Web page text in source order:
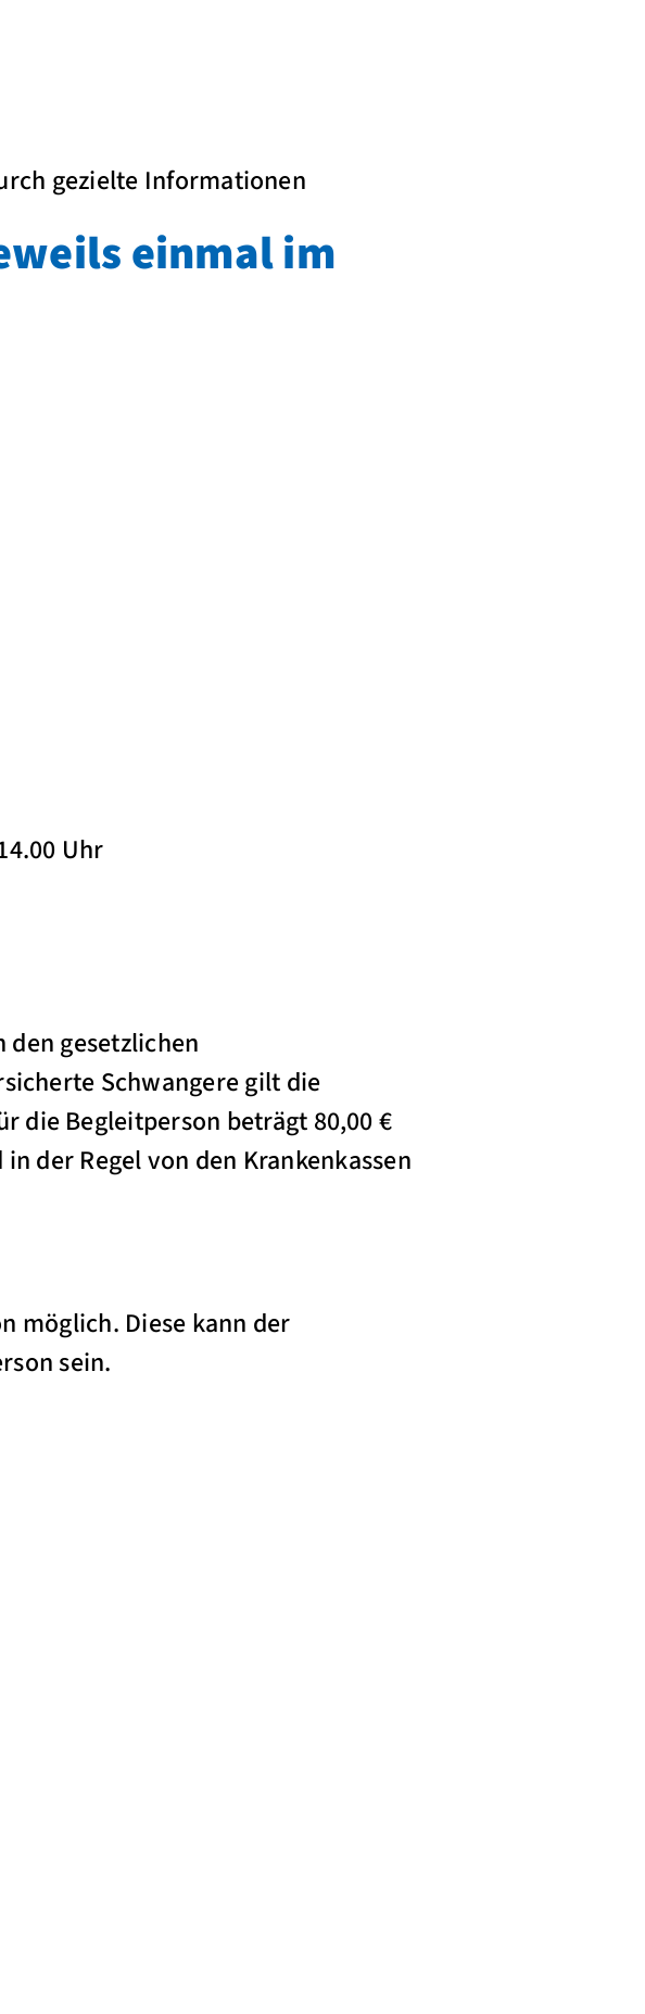
gezielte Informationen
einmal im
Uhr
gesetzlichen
Schwangere gilt die
die Begleitperson beträgt 80,00 €
der Regel von den Krankenkassen
möglich. Diese kann der
sein.